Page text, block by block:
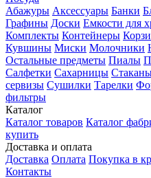
Абажуры Аксессуары Банки
Графины Доски Емкости для
Комплекты Контейнеры
Кувшины Миски Молочники
Остальные предметы Пиалы
Салфетки Сахарницы
сервизы Сушилки Тарелки
фильтры
Каталог
Каталог товаров Каталог
купить
Доставка и оплата
Доставка Оплата Покупка в
Контакты